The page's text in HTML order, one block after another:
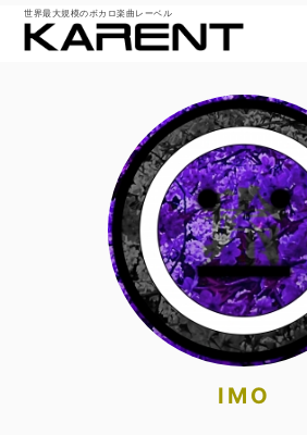
世界最大規模のボカロ楽曲レーベル
IMO